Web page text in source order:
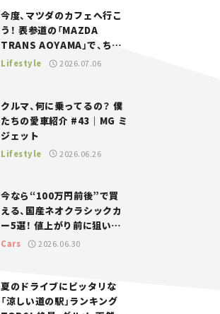
今度、マツダのカフェへ行こ
う！ 表参道の「MAZDA
TRANS AOYAMA」で、ちょ
っとひと息。——連載｜CCG
Lifestyle 2026.07.06
クルマ、何に乗ってるの？ 僕
たちの愛車紹介 #43｜MG ミ
ジェット
Lifestyle 2026.06.26
今なら“100万円前後”で買
える、国産ネオクラシックカ
ー5選！ 値上がり前に狙いた
い、中古車探しをお手伝い――ち
Cars 2026.06.30
夏のドライブにピッタリな
「涼しい道の駅」ランキング